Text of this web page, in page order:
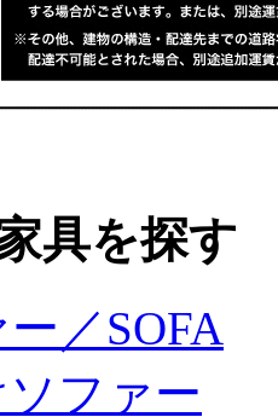
具を探す
／SOFA
ファー